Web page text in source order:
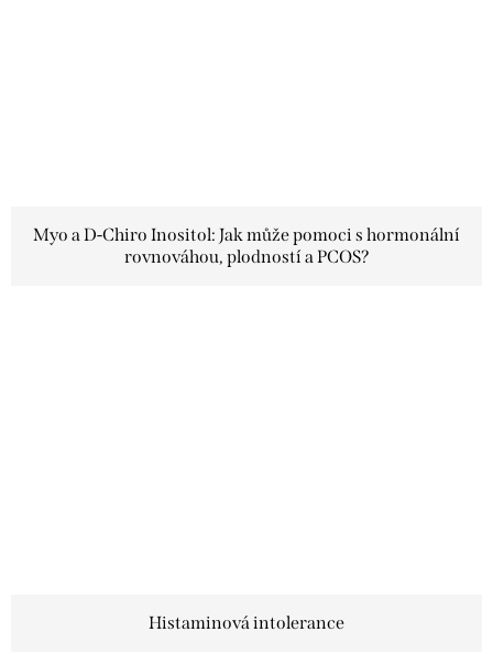
Myo a D-Chiro Inositol: Jak může pomoci s hormonální
rovnováhou, plodností a PCOS?
Histaminová intolerance